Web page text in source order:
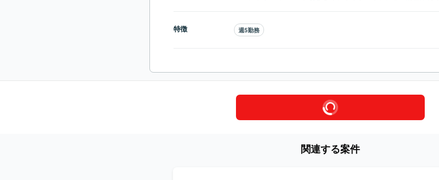
特徴 週5勤務
関連する案件